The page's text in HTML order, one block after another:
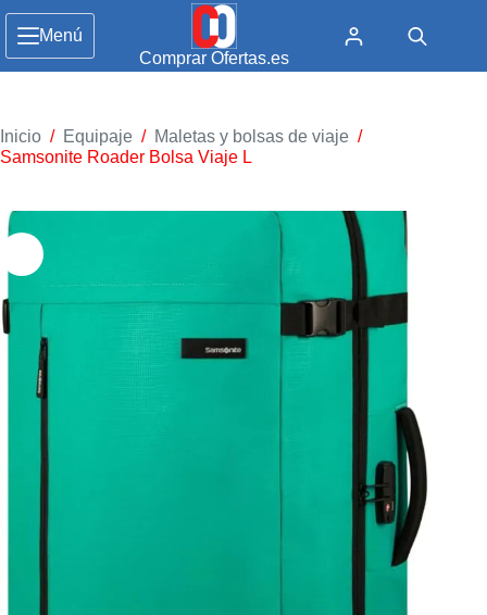
Menú
Comprar Ofertas.es
Inicio / Equipaje / Maletas y bolsas de viaje /
Samsonite Roader Bolsa Viaje L